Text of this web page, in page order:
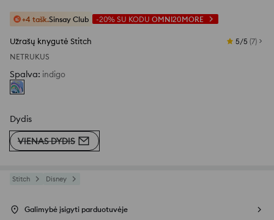
+4 tašk.Sinsay Club -20% SU KODU OMNI20MORE
Užrašų knygutė Stitch 5/5 (7)
NETRUKUS
Spalva: indigo
Dydis
VIENAS DYDIS
Stitch Disney
Galimybė įsigyti parduotuvėje